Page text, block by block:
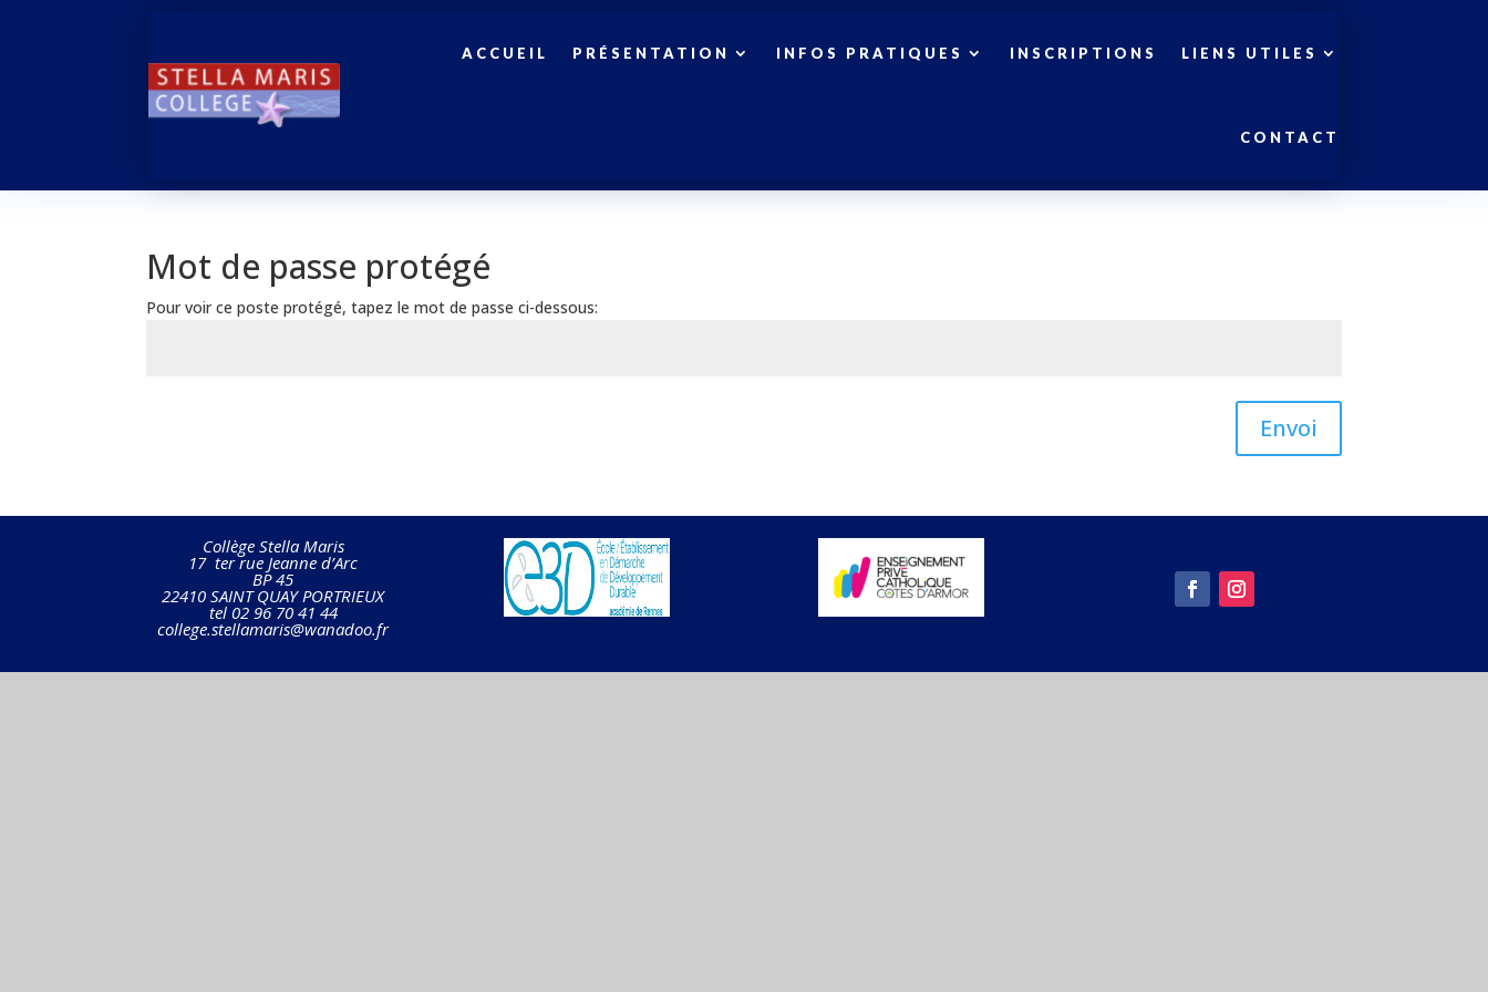
ACCUEIL PRÉSENTATION INFOS PRATIQUES INSCRIPTIONS LIENS UTILES
CONTACT
Mot de passe protégé
Pour voir ce poste protégé, tapez le mot de passe ci-dessous:
Envoi
Collège Stella Maris
17 ter rue Jeanne d’Arc
BP 45
22410 SAINT QUAY PORTRIEUX
tel 02 96 70 41 44
college.stellamaris@wanadoo.fr